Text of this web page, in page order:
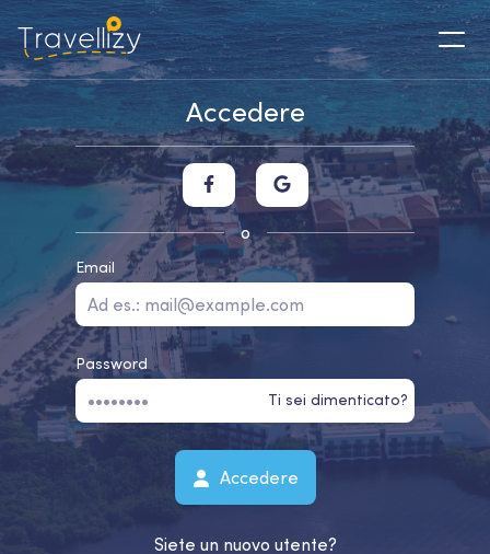
Accedere
o
Email
Password
Ti sei dimenticato?
Accedere
Siete un nuovo utente?